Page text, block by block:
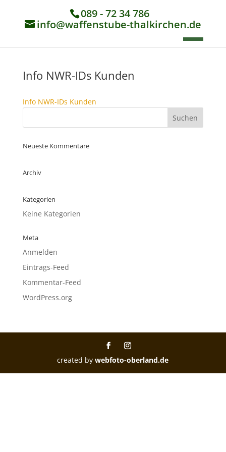
089 - 72 34 786
info@waffenstube-thalkirchen.de
Info NWR-IDs Kunden
Info NWR-IDs Kunden
Neueste Kommentare
Archiv
Kategorien
Keine Kategorien
Meta
Anmelden
Eintrags-Feed
Kommentar-Feed
WordPress.org
created bywebfoto-oberland.de